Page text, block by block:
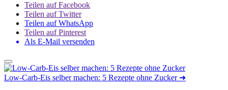
Teilen auf Facebook
Teilen auf Twitter
Teilen auf WhatsApp
Teilen auf Pinterest
Als E-Mail versenden
Low-Carb-Eis selber machen: 5 Rezepte ohne Zucker ➜